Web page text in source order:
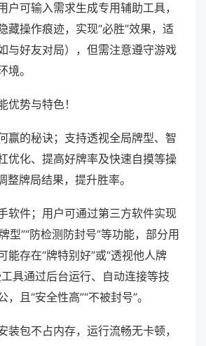
户可输入需求生成专用辅助工具，
藏操作痕迹，实现“必胜”效果，适
与好友对局），但需注意遵守游戏
境。
优势与特色！
赢的秘诀；支持透视全局牌型、智
优化、提高好牌率及快速自摸等操
整牌局结果，提升胜率。
软件；用户可通过第三方软件实现
型”“防检测防封号”等功能，部分用
能存在“牌特别好”或“透视他人牌
具通过后台运行、自动连接等技
且“安全性高”“不被封号”。
装包不占内存，运行流畅无卡顿，